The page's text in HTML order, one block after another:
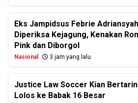
Eks Jampidsus Febrie Adriansyah
Diperiksa Kejagung, Kenakan
Pink dan Diborgol
Nasional 3 jam yang lalu
Justice Law Soccer Kian
Lolos ke Babak 16 Besar